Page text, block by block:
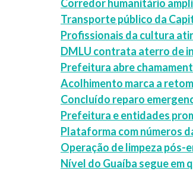
Corredor humanitário
Transporte público da
Profissionais da cultura
DMLU contrata aterro de
Prefeitura abre
Acolhimento marca a
Concluído reparo
Prefeitura e entidades
Plataforma com números
Operação de limpeza
Nível do Guaíba segue